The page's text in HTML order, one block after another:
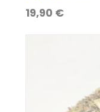
19,90 €